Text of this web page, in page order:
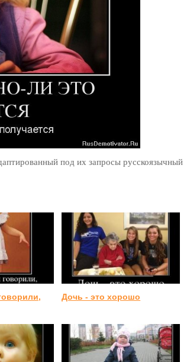
под их запросы русскоязычный
Дочь - это хорошо